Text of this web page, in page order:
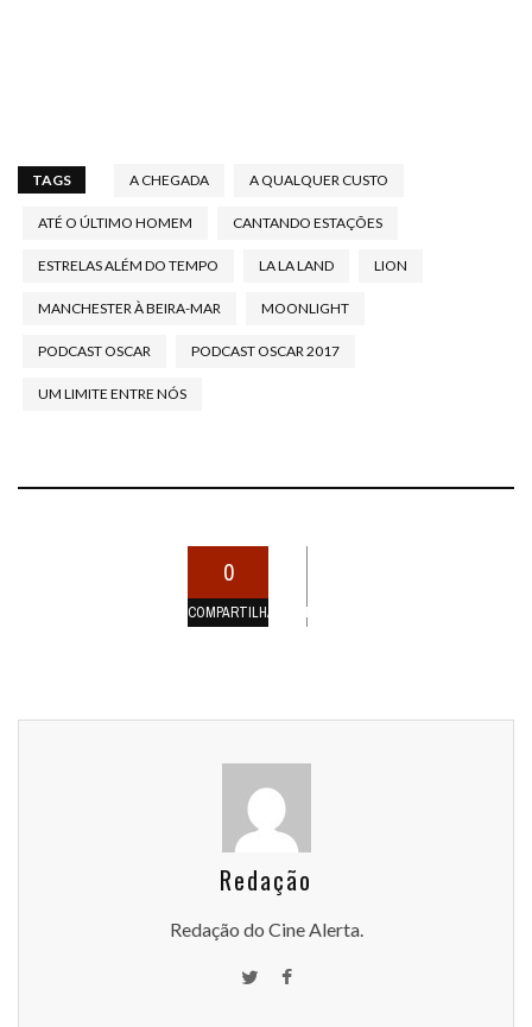
TAGS A CHEGADA A QUALQUER CUSTO
ATÉ O ÚLTIMO HOMEM CANTANDO ESTAÇÕES
ESTRELAS ALÉM DO TEMPO LA LA LAND LION
MANCHESTER À BEIRA-MAR MOONLIGHT
PODCAST OSCAR PODCAST OSCAR 2017
UM LIMITE ENTRE NÓS
0
COMPARTILHAMENTOS
Redação
Redação do Cine Alerta.